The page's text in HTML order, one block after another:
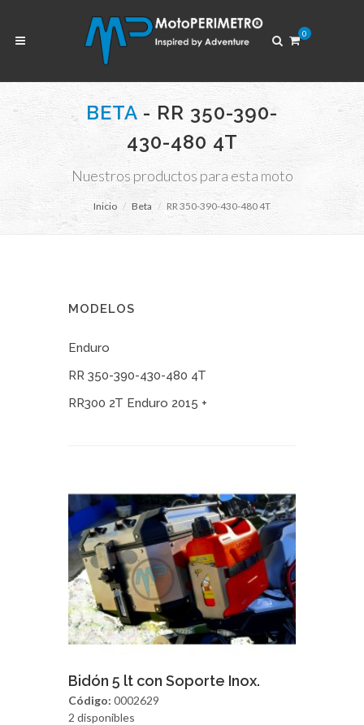
0
BETA - RR 350-390-
430-480 4T
Nuestros productos para esta moto
Inicio Beta RR 350-390-430-480 4T
MODELOS
Enduro
RR 350-390-430-480 4T
RR300 2T Enduro 2015 +
Agregar Vista Rapida
Bidón 5 lt con Soporte Inox.
Código: 0002629
2 disponibles